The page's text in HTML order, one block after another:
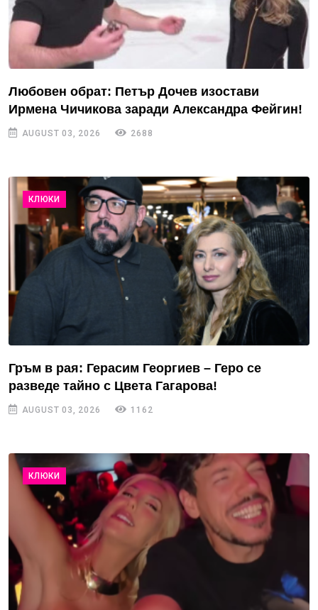
Любовен обрат: Петър Дочев изостави
Ирмена Чичикова заради Александра Фейгин!
AUGUST 03, 2026 2688
КЛЮКИ
Гръм в рая: Герасим Георгиев – Геро се
разведе тайно с Цвета Гагарова!
AUGUST 03, 2026 1162
КЛЮКИ